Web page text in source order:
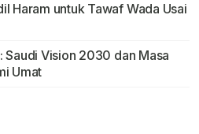
Haram untuk Tawaf Wada Usai
Saudi Vision 2030 dan Masa
Umat